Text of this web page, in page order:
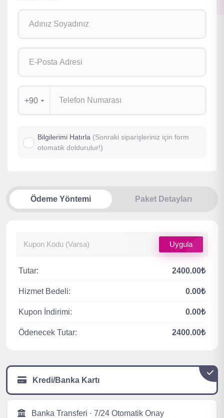
+90
Bilgilerimi Hatırla (Sonraki siparişleriniz için form
otomatik doldurulur!)
Ödeme Yöntemi Paket Detayları
Uygula
Tutar: 2400.00₺
Hizmet Bedeli: 0.00₺
Kupon İndirimi: 0.00₺
Ödenecek Tutar: 2400.00₺
Kredi/Banka Kartı
Banka Transferi · 7/24 Otomatik Onay